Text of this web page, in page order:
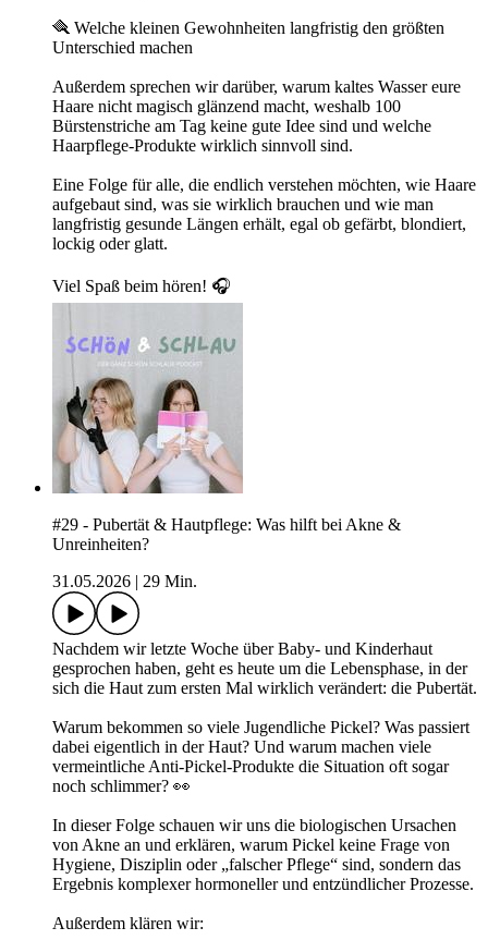
🪮 Welche kleinen Gewohnheiten langfristig den größten
Unterschied machen
Außerdem sprechen wir darüber, warum kaltes Wasser eure
Haare nicht magisch glänzend macht, weshalb 100
Bürstenstriche am Tag keine gute Idee sind und welche
Haarpflege-Produkte wirklich sinnvoll sind.
Eine Folge für alle, die endlich verstehen möchten, wie Haare
aufgebaut sind, was sie wirklich brauchen und wie man
langfristig gesunde Längen erhält, egal ob gefärbt, blondiert,
lockig oder glatt.
Viel Spaß beim hören! 🎧
#29 - Pubertät & Hautpflege: Was hilft bei Akne &
Unreinheiten?
31.05.2026
29 Min.
Nachdem wir letzte Woche über Baby- und Kinderhaut
gesprochen haben, geht es heute um die Lebensphase, in der
sich die Haut zum ersten Mal wirklich verändert: die Pubertät.
Warum bekommen so viele Jugendliche Pickel? Was passiert
dabei eigentlich in der Haut? Und warum machen viele
vermeintliche Anti-Pickel-Produkte die Situation oft sogar
noch schlimmer? 👀
In dieser Folge schauen wir uns die biologischen Ursachen
von Akne an und erklären, warum Pickel keine Frage von
Hygiene, Disziplin oder „falscher Pflege“ sind, sondern das
Ergebnis komplexer hormoneller und entzündlicher Prozesse.
Außerdem klären wir: